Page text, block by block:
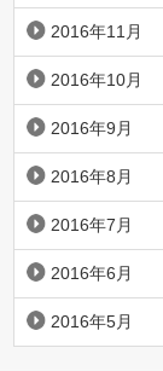
2016年11月
2016年10月
2016年9月
2016年8月
2016年7月
2016年6月
2016年5月